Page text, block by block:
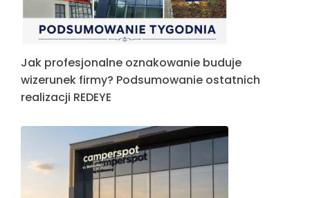
Jak profesjonalne oznakowanie buduje
wizerunek firmy? Podsumowanie ostatnich
realizacji REDEYE